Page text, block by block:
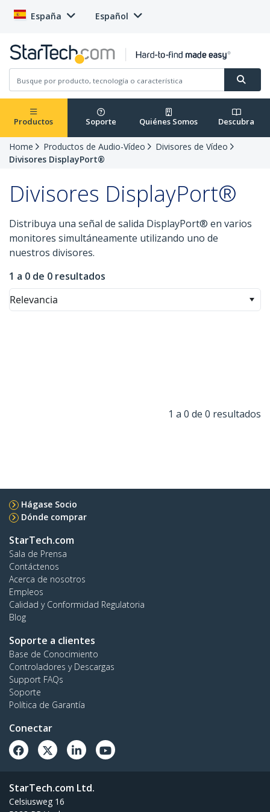
España Español
Productos Soporte Quiénes Somos Descubra
Home Productos de Audio-Vídeo
Divisores de Vídeo
Divisores DisplayPort®
Divisores DisplayPort®
Distribuya una señal de salida DisplayPort® en varios
monitores simultáneamente utilizando uno de
nuestros divisores.
1 a 0 de 0 resultados
Relevancia
1 a 0 de 0 resultados
Hágase Socio
Dónde comprar
StarTech.com
Sala de Prensa
Contáctenos
Acerca de nosotros
Empleos
Calidad y Conformidad Regulatoria
Blog
Soporte a clientes
Base de Conocimiento
Controladores y Descargas
Support FAQs
Soporte
Política de Garantía
Conectar
StarTech.com Ltd.
Celsiusweg 16